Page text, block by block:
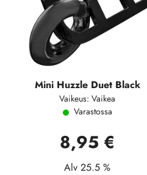
Mini Huzzle Duet Black
Vaikeus: Vaikea
Varastossa
8,95 €
Alv 25.5 %